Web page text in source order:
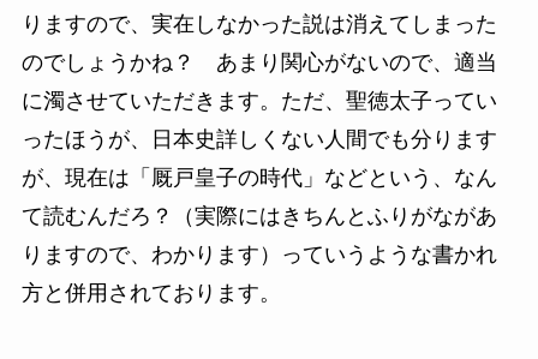
りますので、実在しなかった説は消えてしまった
のでしょうかね？ あまり関心がないので、適当
に濁させていただきます。ただ、聖徳太子ってい
ったほうが、日本史詳しくない人間でも分ります
が、現在は「厩戸皇子の時代」などという、なん
て読むんだろ？（実際にはきちんとふりがながあ
りますので、わかります）っていうような書かれ
方と併用されております。